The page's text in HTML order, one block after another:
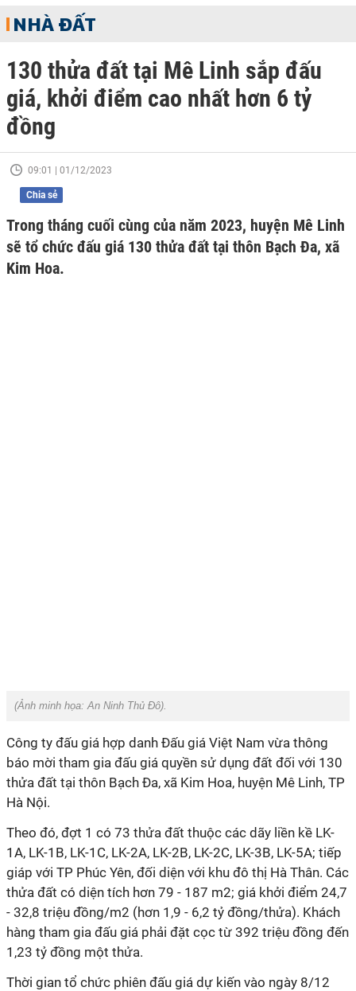
NHÀ ĐẤT
130 thửa đất tại Mê Linh sắp đấu
giá, khởi điểm cao nhất hơn 6 tỷ
đồng
09:01 | 01/12/2023
Chia sẻ
Trong tháng cuối cùng của năm 2023, huyện Mê Linh
sẽ tổ chức đấu giá 130 thửa đất tại thôn Bạch Đa, xã
Kim Hoa.
(Ảnh minh họa:An Ninh Thủ Đô).
Công ty đấu giá hợp danh Đấu giá Việt Nam vừa thông
báo mời tham gia đấu giá quyền sử dụng đất đối với 130
thửa đất tại thôn Bạch Đa, xã Kim Hoa, huyện Mê Linh, TP
Hà Nội.
Theo đó, đợt 1 có 73 thửa đất thuộc các dãy liền kề LK-
1A, LK-1B, LK-1C, LK-2A, LK-2B, LK-2C, LK-3B, LK-5A; tiếp
giáp với TP Phúc Yên, đối diện với khu đô thị Hà Thân. Các
thửa đất có diện tích hơn 79 - 187 m2; giá khởi điểm 24,7
- 32,8 triệu đồng/m2 (hơn 1,9 - 6,2 tỷ đồng/thửa). Khách
hàng tham gia đấu giá phải đặt cọc từ 392 triệu đồng đến
1,23 tỷ đồng một thửa.
Thời gian tổ chức phiên đấu giá dự kiến vào ngày 8/12